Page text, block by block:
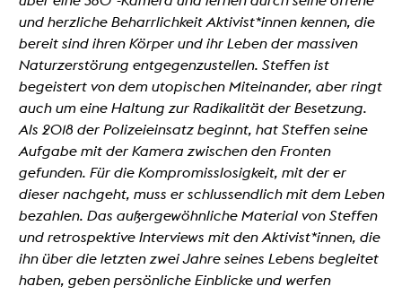
und herzliche Beharrlichkeit Aktivist*innen kennen, die
bereit sind ihren Körper und ihr Leben der massiven
Naturzerstörung entgegenzustellen. Steffen ist
begeistert von dem utopischen Miteinander, aber ringt
auch um eine Haltung zur Radikalität der Besetzung.
Als 2018 der Polizeieinsatz beginnt, hat Steffen seine
Aufgabe mit der Kamera zwischen den Fronten
gefunden. Für die Kompromisslosigkeit, mit der er
dieser nachgeht, muss er schlussendlich mit dem Leben
bezahlen. Das außergewöhnliche Material von Steffen
und retrospektive Interviews mit den Aktivist*innen, die
ihn über die letzten zwei Jahre seines Lebens begleitet
haben, geben persönliche Einblicke und werfen